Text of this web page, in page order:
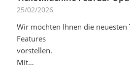
25/02/2026
Wir möchten Ihnen die neuesten
Features
vorstellen.‌
Mit…